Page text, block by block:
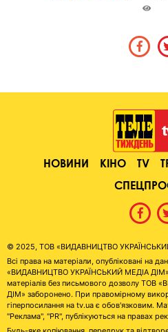
НОВИНИ КІНО TV
© 2025, ТОВ «ВИДАВНИЦТВО УКРАЇНСЬКИЙ
Всі права на матеріали, опубліковані на
«ВИДАВНИЦТВО УКРАЇНСЬКИЙ МЕДІА
матеріалів без письмового дозволу
ДІМ» заборонено. При правомірному
гіперпосилання на tv.ua є обов'язковим.
"Реклама", "PR", публікуються на правах